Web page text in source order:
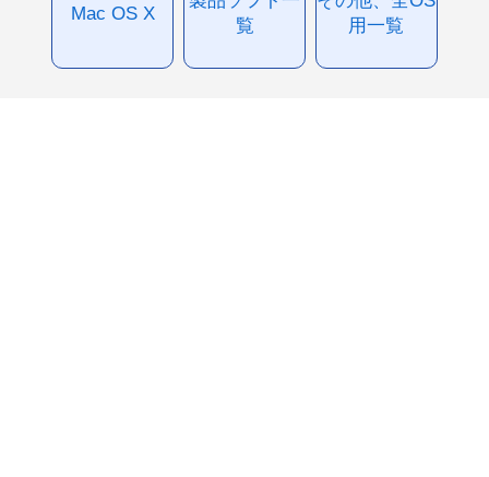
Mac OS X
覧
用一覧